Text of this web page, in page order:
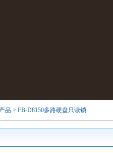
品 > FB-D8150多路硬盘只读锁